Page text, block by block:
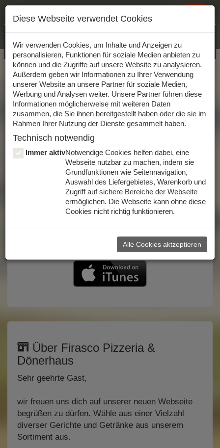
Jetzt unsere App herunterladen!
Diese Webseite verwendet Cookies
Wir verwenden Cookies, um Inhalte und Anzeigen zu
personalisieren, Funktionen für soziale Medien anbieten zu
können und die Zugriffe auf unsere Website zu analysieren.
Außerdem geben wir Informationen zu Ihrer Verwendung
unserer Website an unsere Partner für soziale Medien,
Werbung und Analysen weiter. Unsere Partner führen diese
Informationen möglicherweise mit weiteren Daten
zusammen, die Sie ihnen bereitgestellt haben oder die sie im
Rahmen Ihrer Nutzung der Dienste gesammelt haben.
Technisch notwendig
Immer aktivNotwendige Cookies helfen dabei, eine
Webseite nutzbar zu machen, indem sie
Grundfunktionen wie Seitennavigation,
Auswahl des Liefergebietes, Warenkorb und
Zugriff auf sichere Bereiche der Webseite
ermöglichen. Die Webseite kann ohne diese
Cookies nicht richtig funktionieren.
Alle Cookies aktzeptieren
Startseite
JETZT ONLINE BESTELLEN
Kennst du schon unsere
Apps?
Du kannst jetzt auch bequem per App von deinem
Smartphone oder Tablet bestellen. Die Apps stehen für dich
kostenlos zum Download bereit.
Über Firasco Pizzeria &
Dönerhaus
Sehr geehrte Gast,
wir freuen uns dich auf unserer neuen Webseite
begrüßen zu dürfen. Wähle aus einer Vielzahl
diverser Gerichte und Getränke aus unserem
Sortiment aus.